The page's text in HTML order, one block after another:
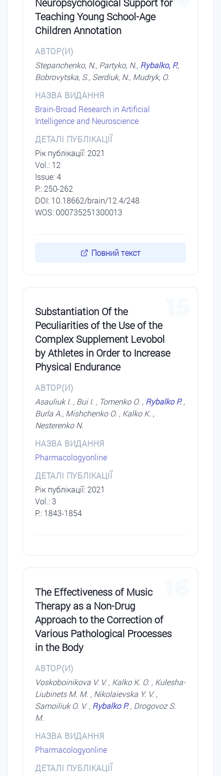
Teaching Young School-Age
Children Annotation
АВТОР(И)
Stepanchenko, N., Partyko, N., Rybalko, P.,
Bobrovytska, S., Serdiuk, N., Mudryk, O.
НАЗВА ВИДАННЯ
Brain-Broad Research in Artificial
Intelligence and Neuroscience
ДЕТАЛІ ПУБЛІКАЦІЇ
Рік публікації: 2021
Vol.: 12
Issue: 4
P.: 250-262
DОI: 10.18662/brain/12.4/248
WOS: 000735251300013
Повний текст
Substantiation Of the
Peculiarities of the Use of the
Complex Supplement Levobol
by Athletes in Order to Increase
Physical Endurance
АВТОР(И)
Asauliuk I. , Bui I. , Tomenko O. , Rybalko P.,
Burla A., Mishchenko O. , Kalko K. ,
Nesterenko N.
НАЗВА ВИДАННЯ
Pharmacologyonline
ДЕТАЛІ ПУБЛІКАЦІЇ
Рік публікації: 2021
Vol.: 3
P.: 1843-1854
The Effectiveness of Music
Therapy as a Non-Drug
Approach to the Correction of
Various Pathological Processes
in the Body
АВТОР(И)
Voskoboinikova V. V. , Kalko K. O. , Kulesha-
Liubinets M. M. , Nikolaievska Y. V. ,
Samoiliuk O. V. , Rybalko P., Drogovoz S.
M.
НАЗВА ВИДАННЯ
Pharmacologyonline
ДЕТАЛІ ПУБЛІКАЦІЇ